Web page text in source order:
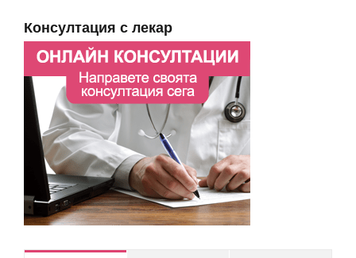
Консултация с лекар